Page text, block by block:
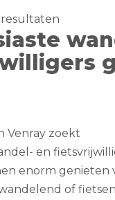
resultaten
Venray zoekt
en
enorm genieten
of